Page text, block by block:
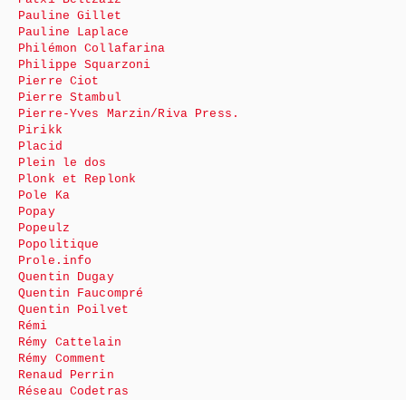
Pauline Gillet
Pauline Laplace
Philémon Collafarina
Philippe Squarzoni
Pierre Ciot
Pierre Stambul
Pierre-Yves Marzin/Riva Press.
Pirikk
Placid
Plein le dos
Plonk et Replonk
Pole Ka
Popay
Popeulz
Popolitique
Prole.info
Quentin Dugay
Quentin Faucompré
Quentin Poilvet
Rémi
Rémy Cattelain
Rémy Comment
Renaud Perrin
Réseau Codetras